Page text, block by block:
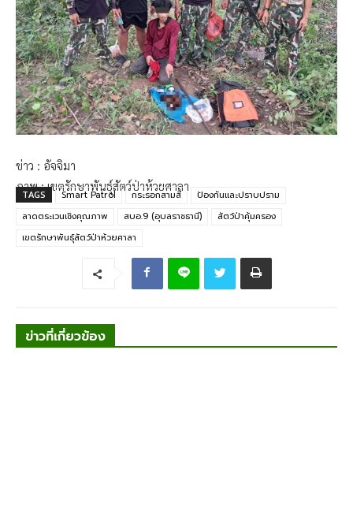
ข่าว : อัจจิมา
ภาพ : เขตรักษาพันธุ์สัตว์ป่าห้วยศาลา
TAGS Smart Patrol กระรอกสามสี
ป้องกันและปราบปราม
ลาดตระเวนเชิงคุณภาพ
สบอ.9 (อุบลราชธานี)
สัตว์ป่าคุ้มครอง
เขตรักษาพันธุ์สัตว์ป่าห้วยศาลา
ข่าวที่เกี่ยวข้อง